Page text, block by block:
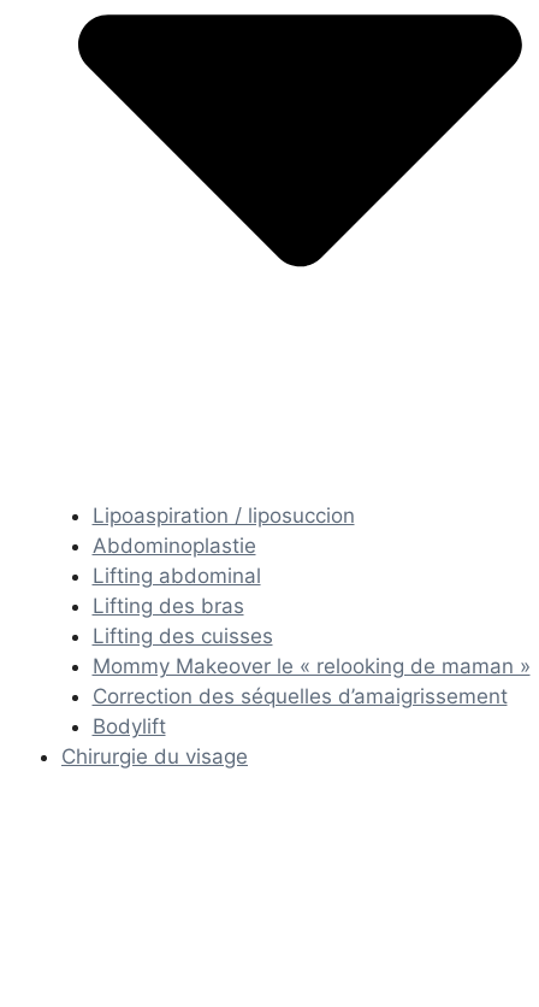
Lipoaspiration / liposuccion
Abdominoplastie
Lifting abdominal
Lifting des bras
Lifting des cuisses
Mommy Makeover le « relooking de maman »
Correction des séquelles d’amaigrissement
Bodylift
Chirurgie du visage